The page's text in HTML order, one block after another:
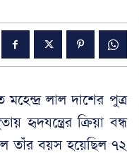
মহেন্দ্র লাল দাশের পুত্র
হৃদযন্ত্রের ক্রিয়া বন্ধ
তাঁর বয়স হয়েছিল ৭২